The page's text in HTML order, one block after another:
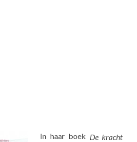
In haar boek De kracht